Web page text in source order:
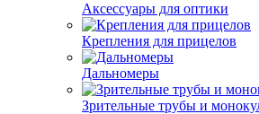
Аксессуары для оптики
Крепления для прицелов
Дальномеры
Зрительные трубы и